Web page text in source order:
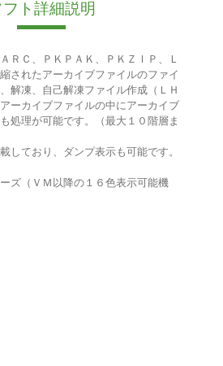
フト詳細説明
ＲＣ、ＰＫＰＡＫ、ＰＫＺＩＰ、Ｌ
されたアーカイブファイルのファイ
解凍、自己解凍ファイル作成（ＬＨ
ーカイブファイルの中にアーカイブ
処理が可能です。（最大１０階層ま
しており、ダンプ表示も可能です。
ズ（ＶＭ以降の１６色表示可能機